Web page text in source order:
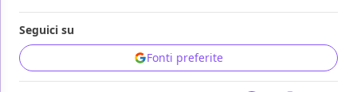
Seguici su
Fonti preferite